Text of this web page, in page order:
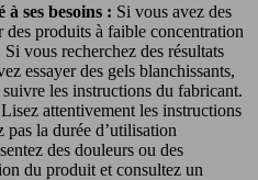
ses besoins : Si vous avez des
des produits à faible concentration
vous recherchez des résultats
essayer des gels blanchissants,
les instructions du fabricant.
Lisez attentivement les instructions
pas la durée d’utilisation
des douleurs ou des
du produit et consultez un